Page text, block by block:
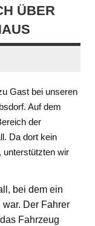
ÜBER
Gast bei unseren
Auf dem
der
Da dort kein
unterstützten wir
bei dem ein
Der Fahrer
Fahrzeug